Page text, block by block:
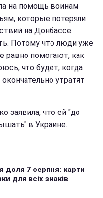
на помощь воинам
которые потеряли
на Донбассе.
Потому что люди уже
равно помогают, как
что будет, когда
утратят
заявила, что ей "до
в Украине.
доля 7 серпня: карти
для всіх знаків